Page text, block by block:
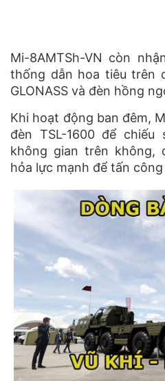
Mi-8AMTSh-VN còn
thống dẫn hoa tiêu trên
GLONASS và đèn hồng
Khi hoạt động ban đêm,
đèn TSL-1600 để
không gian trên
hỏa lực mạnh để tấn